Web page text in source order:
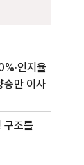
인지율
승만 이사
조를